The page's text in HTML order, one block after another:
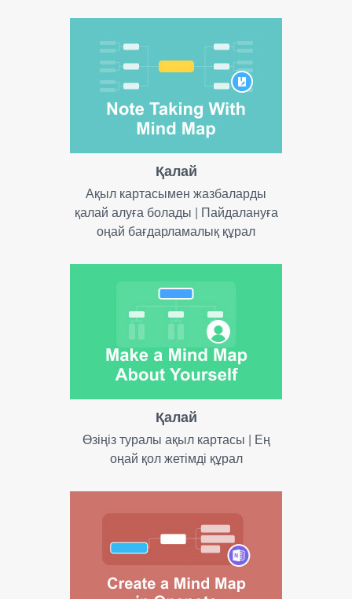
Қалай
Ақыл картасымен жазбаларды
қалай алуға болады | Пайдалануға
оңай бағдарламалық құрал
Қалай
Өзіңіз туралы ақыл картасы | Ең
оңай қол жетімді құрал